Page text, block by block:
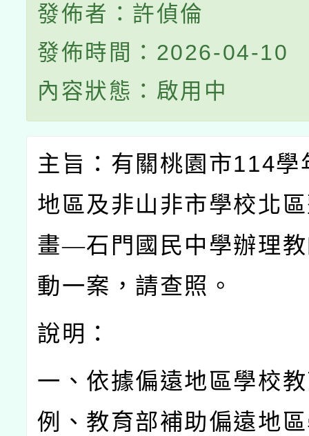
發佈者：許偵倫
發佈時間：2026-04-10
內容狀態：啟用中
主旨：有關桃園市114學
地區及非山非市學校北
畫—石門國民中學辦理
動一案，請查照。
說明：
一、依據偏遠地區學校
例、教育部補助偏遠地